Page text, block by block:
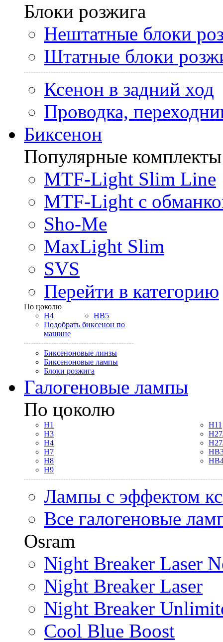
Блоки розжига
Нештатные блоки
Штатные блоки
Ксенон в задний ход
Проводка,
Биксенон
Популярные комплекты
MTF-Light Slim Line
MTF-Light с
Sho-Me
MaxLight Slim
SVS
Перейти в категорию
По цоколю
H4
HB5
Подобрать биксенон по
машине
Биксеноновые линзы
Биксеноновые лампы
Блоки розжига
Галогеновые лампы
По цоколю
H1
H3
H4
H7
H8
H9
H11
Лампы с эффектом
Все галогеновые
Osram
Night Breaker Laser
Night Breaker Laser
Night Breaker
Cool Blue Boost